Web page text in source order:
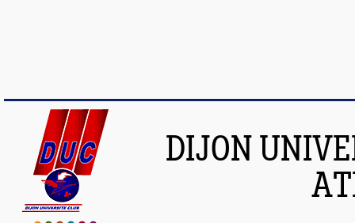
DIJON